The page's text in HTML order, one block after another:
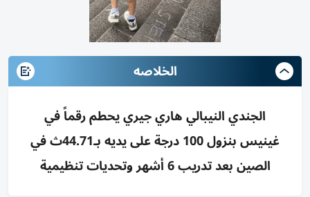
الخلاصه
الجندي النيبالي هاري جيري يحطم رقماً في
غينيس بنزول 100 درجة على يديه بـ44.71ث في
الصين بعد تدريب 6 أشهر وتحديات تنظيمية